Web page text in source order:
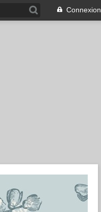
Connexion